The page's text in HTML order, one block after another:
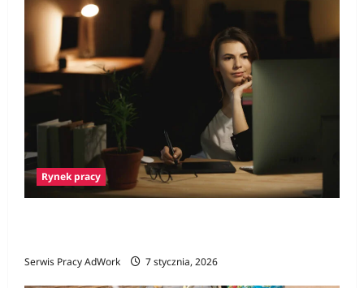
Rynek pracy
Serwis Pracy AdWork 7 stycznia, 2026